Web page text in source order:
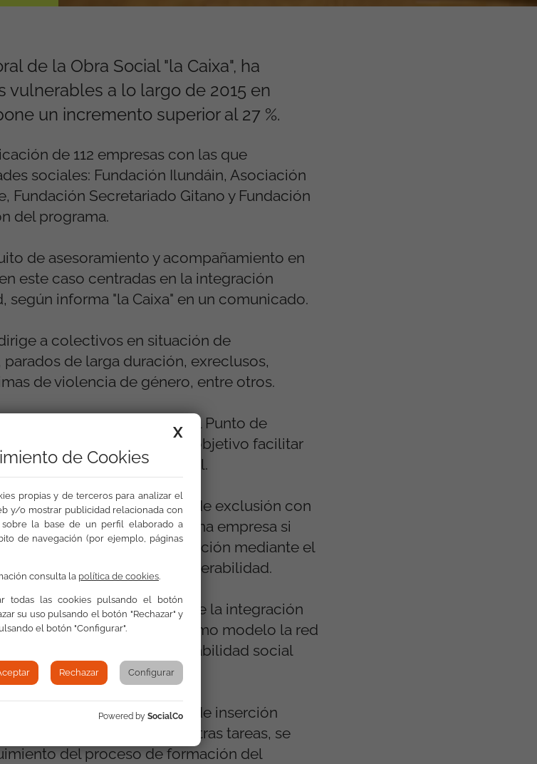
de la Obra Social "la Caixa", ha
vulnerables a lo largo de 2015 en
un incremento superior al 27 %.
de 112 empresas con las que
sociales: Fundación Ilundáin, Asociación
Fundación Secretariado Gitano y Fundación
del programa.
de asesoramiento y acompañamiento en
este caso centradas en la integración
informa "la Caixa" en un comunicado.
a colectivos en situación de
de larga duración, exreclusos,
de violencia de género, entre otros.
en 2016 es el impulso al Punto de
Gitano, tiene como objetivo facilitar
situación de exclusión social.
personas en riesgo de exclusión con
son capaces de crear una empresa si
inicial necesaria. La inserción mediante el
salir de la situación de vulnerabilidad.
un concepto innovador de la integración
ya que reúne en un mismo modelo la red
en el marco de la responsabilidad social
de los técnicos de inserción
en Navarra que, entre otras tareas, se
del proceso de formación del
X
de Cookies
propias y de terceros para analizar el
y/o mostrar publicidad relacionada con
la base de un perfil elaborado a
de navegación (por ejemplo, páginas
consulta la política de cookies.
todas las cookies pulsando el botón
su uso pulsando el botón "Rechazar" y
el botón "Configurar".
Rechazar Configurar
Powered by SocialCo